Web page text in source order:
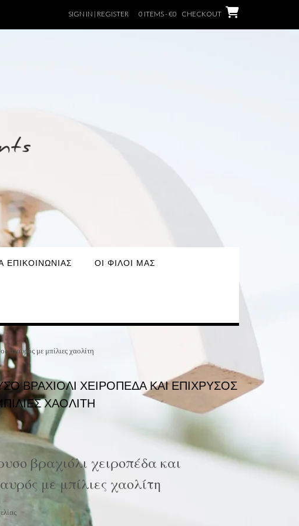
SIGN IN | REGISTER 0 ITEMS - €0 CHECKOUT
ΕΠΙΚΟΙΝΩΝΊΑΣ ΟΙ ΦΊΛΟΙ ΜΑΣ
σταυρός με μπίλιες χαολίτη
ΒΡΑΧΙΌΛΙ ΧΕΙΡΟΠΈΔΑ ΚΑΙ ΕΠΊΧΡΥΣΟΣ
ΧΑΟΛΊΤΗ
βραχιόλι χειροπέδα και
με μπίλιες χαολίτη